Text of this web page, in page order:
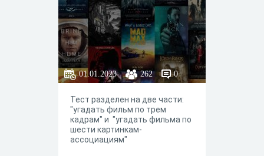
01.01.2023 262 0
Тест разделен на две части:
"угадать фильм по трем
кадрам" и "угадать фильма по
шести картинкам-
ассоциациям"